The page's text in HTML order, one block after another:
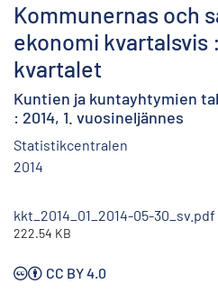
Kommunernas och
ekonomi kvartalsvis
kvartalet
Kuntien ja kuntayhtymien
: 2014, 1. vuosineljännes
Statistikcentralen
2014
kkt_2014_01_2014-05-30_sv.pdf
222.54 KB
CC BY 4.0